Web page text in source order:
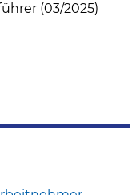
(03/2025)